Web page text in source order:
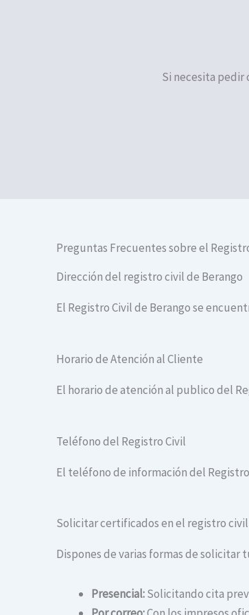
Si necesita pedir
Preguntas Frecuentes sobre el
Dirección del registro civil de Berango
El Registro Civil de Berango se
Horario de Atención al Cliente
El horario de atención al publico del
Teléfono del Registro Civil
El teléfono de información del
Solicitar certificados en el registro
Dispones de varias formas de solicitar
Presencial:Solicitando cita